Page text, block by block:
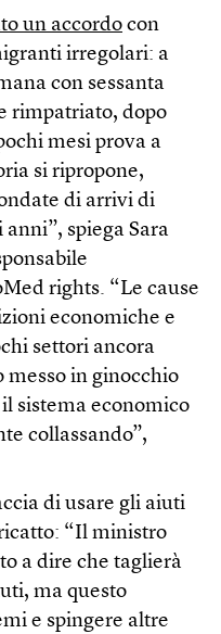
un accordo con
irregolari: a
con sessanta
rimpatriato, dopo
mesi prova a
si ripropone,
di arrivi di
spiega Sara
rights. “Le cause
economiche e
settori ancora
messo in ginocchio
sistema economico
collassando”,
di usare gli aiuti
“Il ministro
a dire che taglierà
ma questo
e spingere altre